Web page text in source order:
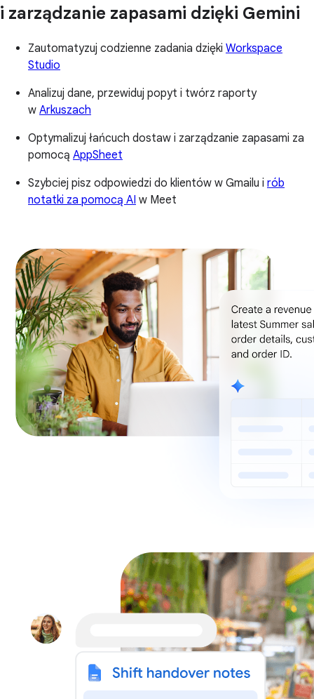
i zarządzanie zapasami dzięki Gemini
Zautomatyzuj codzienne zadania dzięki Workspace
Studio
Analizuj dane, przewiduj popyt i twórz raporty
w Arkuszach
Optymalizuj łańcuch dostaw i zarządzanie zapasami za
pomocą AppSheet
Szybciej pisz odpowiedzi do klientów w Gmailu i rób
notatki za pomocą AI w Meet